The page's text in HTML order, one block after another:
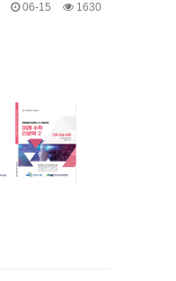
06-15 1630